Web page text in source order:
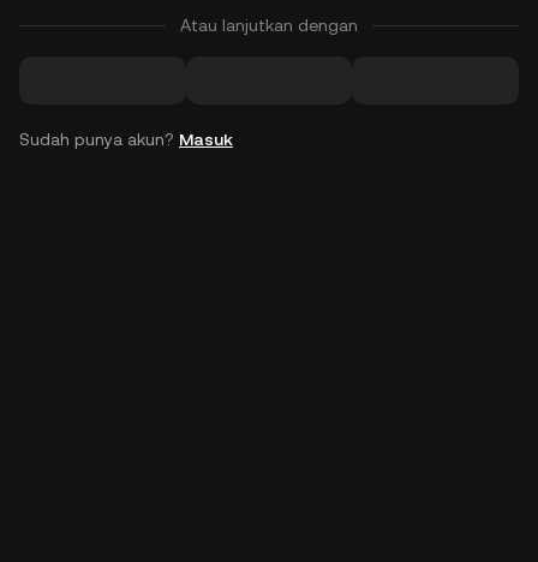
Atau lanjutkan dengan
Sudah punya akun? Masuk